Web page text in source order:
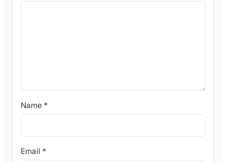
Name *
Email *